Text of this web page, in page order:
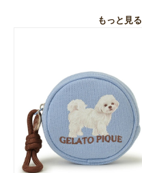
もっと見る